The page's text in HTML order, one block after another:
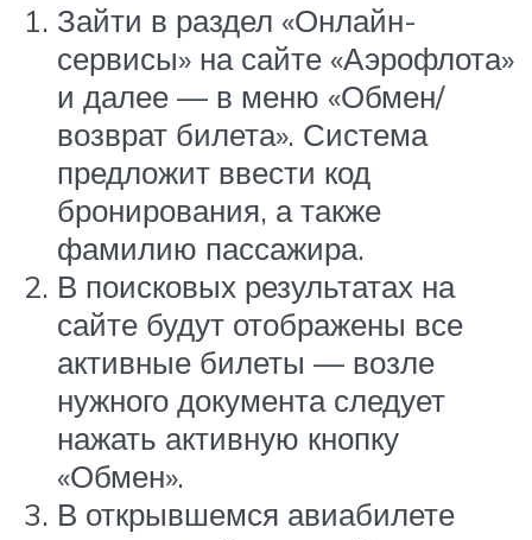
Зайти в раздел «Онлайн-
сервисы» на сайте «Аэрофлота»
и далее — в меню «Обмен/
возврат билета». Система
предложит ввести код
бронирования, а также
фамилию пассажира.
В поисковых результатах на
сайте будут отображены все
активные билеты — возле
нужного документа следует
нажать активную кнопку
«Обмен».
В открывшемся авиабилете